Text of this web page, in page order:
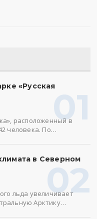
01
«Русская
расположенный в
человека. По…
02
в Северном
льда увеличивает
Арктику…